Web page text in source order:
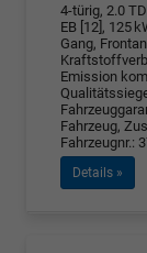
4-türig, 2.0
EB [12], 125
Gang,
Emission
Fahrzeug,
Fahrzeugnr.:
Details »